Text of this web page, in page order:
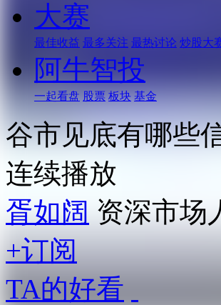
大赛
最佳收益 最多关注 最热讨论 炒股大
阿牛智投
一起看盘 股票 板块 基金
谷市见底有哪些
连续播放
胥如阔 资深市场
+订阅
TA的好看